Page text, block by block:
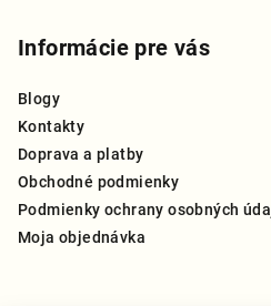
Informácie pre vás
Blogy
Kontakty
Doprava a platby
Obchodné podmienky
Podmienky ochrany osobných
Moja objednávka